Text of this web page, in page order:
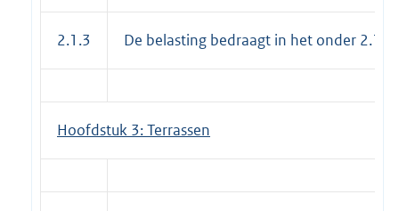
2.1.3 De belasting bedraagt in het onder
Hoofdstuk 3: Terrassen